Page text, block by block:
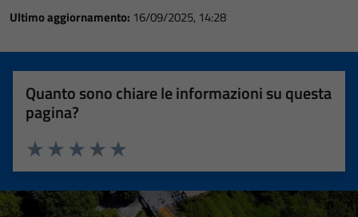
Ultimo aggiornamento: 16/09/2025, 14:28
Quanto sono chiare le informazioni su questa
pagina?
Valuta 5 stelle su 5
Valuta 4 stelle su 5
Valuta 3 stelle su 5
Valuta 2 stelle su 5
Valuta 1 stelle su 5